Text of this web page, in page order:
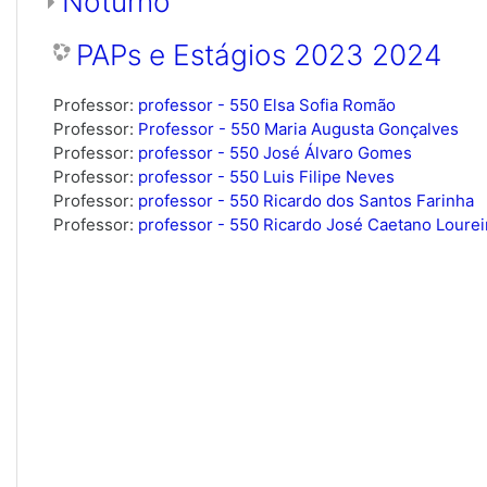
PAPs e Estágios 2023 2024
Professor: professor - 550 Elsa Sofia Romão
Professor: Professor - 550 Maria Augusta Gonçalves
Professor: professor - 550 José Álvaro Gomes
Professor: professor - 550 Luis Filipe Neves
Professor: professor - 550 Ricardo dos Santos Farinha
Professor: professor - 550 Ricardo José Caetano